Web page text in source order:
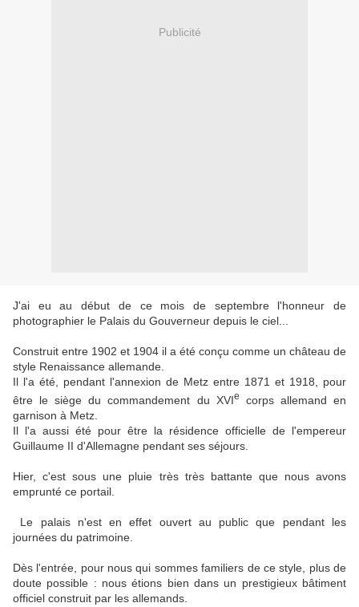
Publicité
J'ai eu au début de ce mois de septembre l'honneur de
photographier le Palais du Gouverneur depuis le ciel...
Construit entre 1902 et 1904 il a été conçu comme un château de
style Renaissance allemande.
Il l'a été, pendant l'annexion de Metz entre 1871 et 1918, pour
être le siège du commandement du XVIe
corps allemand en
garnison à Metz.
Il l'a aussi été pour être la résidence officielle de l'empereur
Guillaume II d'Allemagne pendant ses séjours.
Hier, c'est sous une pluie très très battante que nous avons
emprunté ce portail.
Le palais n'est en effet ouvert au public que pendant les
journées du patrimoine.
Dès l'entrée, pour nous qui sommes familiers de ce style, plus de
doute possible : nous étions bien dans un prestigieux bâtiment
officiel construit par les allemands.